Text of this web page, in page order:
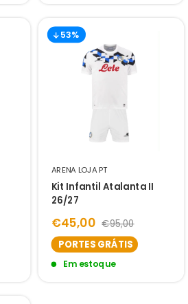
53%
ARENA LOJA PT
Kit Infantil Atalanta II
26/27
€45,00 €95,00
PORTES GRÁTIS
Em estoque